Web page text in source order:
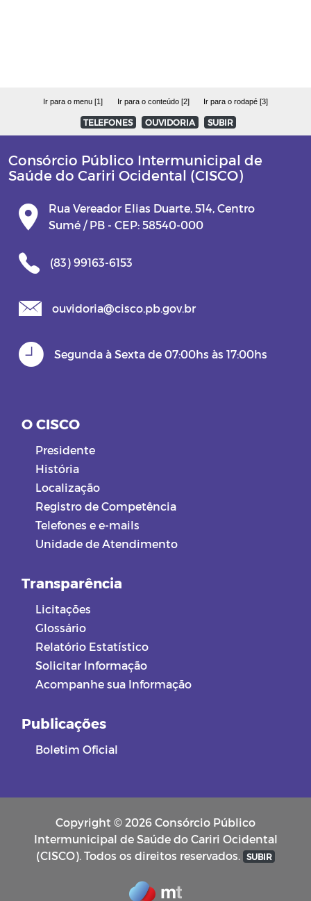
Ir para o menu [1] Ir para o conteúdo [2] Ir para o rodapé [3]
TELEFONES OUVIDORIA SUBIR
Consórcio Público Intermunicipal de
Saúde do Cariri Ocidental (CISCO)
Rua Vereador Elias Duarte, 514, Centro
Sumé / PB - CEP: 58540-000
(83) 99163-6153
ouvidoria@cisco.pb.gov.br
Segunda à Sexta de 07:00hs às 17:00hs
O CISCO
Presidente
História
Localização
Registro de Competência
Telefones e e-mails
Unidade de Atendimento
Transparência
Licitações
Glossário
Relatório Estatístico
Solicitar Informação
Acompanhe sua Informação
Publicações
Boletim Oficial
Copyright © 2026 Consórcio Público
Intermunicipal de Saúde do Cariri Ocidental
(CISCO). Todos os direitos reservados.
SUBIR